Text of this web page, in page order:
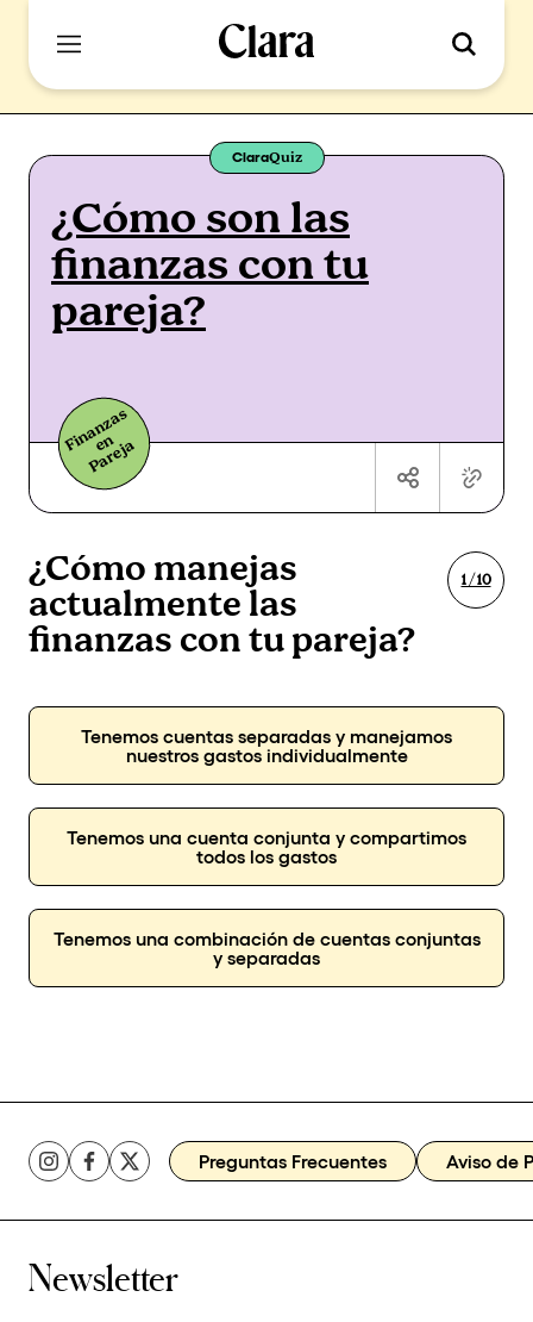
ClaraQuiz
¿Cómo son las
finanzas con tu
pareja?
Fi
n
a
n
z
a
s
e
n
P
a
r
ej
a
¿Cómo manejas
actualmente las
finanzas con tu pareja?
1 / 10
Tenemos cuentas separadas y manejamos
nuestros gastos individualmente
Tenemos una cuenta conjunta y compartimos
todos los gastos
Tenemos una combinación de cuentas conjuntas
y separadas
Preguntas Frecuentes Aviso de
Newsletter